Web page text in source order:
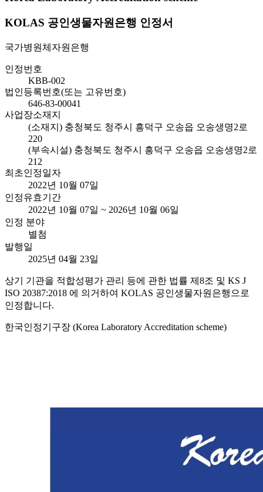
KOLAS 공인생물자원은행 인정서
국가병원체자원은행
인정번호
KBB-002
법인등록번호(또는 고유번호)
646-83-00041
사업장소재지
(소재지) 충청북도 청주시 흥덕구 오송읍 오송생명2로
220
(부속시설) 충청북도 청주시 흥덕구 오송읍 오송생명2로
212
최초인정일자
2022년 10월 07일
인정유효기간
2022년 10월 07일 ~ 2026년 10월 06일
인정 분야
별첨
발행일
2025년 04월 23일
상기 기관을 적합성평가 관리 등에 관한 법률 제8조 및 KS J
ISO 20387:2018 에 의거하여 KOLAS 공인생물자원은행으로
인정합니다.
한국인정기구장 (Korea Laboratory Accreditation scheme)